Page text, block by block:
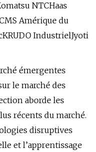
NTCHaas
Amérique du
IndustrielJyoti
émergentes
le marché des
aborde les
récents du marché.
disruptives
et l’apprentissage